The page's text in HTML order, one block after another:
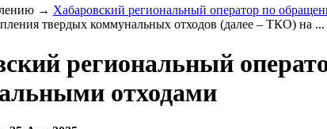
→ Хабаровский региональный оператор по
твердых коммунальных отходов (далее – ТКО) на ...
региональный
отходами